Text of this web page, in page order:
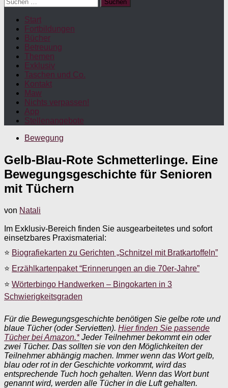
nach:
Start
Fortbildungen
Bücher
Betreuung
Themen
Exklusiv
Taschen und Co.
Kontakt
Maw
Nichts verpassen!
App
Stellenangebote
Bewegung
Gelb-Blau-Rote Schmetterlinge. Eine
Bewegungsgeschichte für Senioren
mit Tüchern
von Natali
Im Exklusiv-Bereich finden Sie ausgearbeitetes und sofort
einsetzbares Praxismaterial:
⭐ Biografiekarten zu Gerichten „Schnitzel mit Bratkartoffeln”
⭐ Erzählkartenpaket “Erinnerungen an die 70er-Jahre”
⭐ Wörterbingo Handwerken – Bingokarten in 3
Schwierigkeitsgraden
Für die Bewegungsgeschichte benötigen Sie gelbe rote und
blaue Tücher (oder Servietten). Hier finden Sie passende
Tücher bei Amazon.*Jeder Teilnehmer bekommt ein oder
zwei Tücher. Das sollten sie von den Möglichkeiten der
Teilnehmer abhängig machen. Immer wenn das Wort gelb,
blau oder rot in der Geschichte vorkommt, wird das
entsprechende Tuch hoch gehalten. Wenn das Wort bunt
genannt wird, werden alle Tücher in die Luft gehalten.